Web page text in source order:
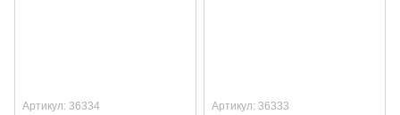
Артикул: 36334 Артикул: 36333